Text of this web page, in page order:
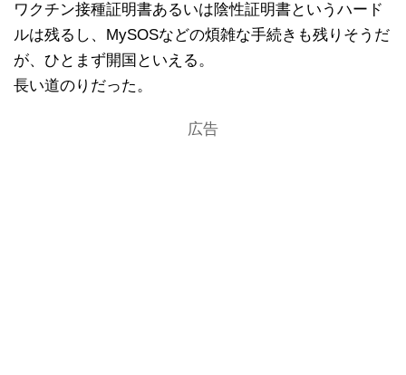
ワクチン接種証明書あるいは陰性証明書というハード
ルは残るし、MySOSなどの煩雑な手続きも残りそうだ
が、ひとまず開国といえる。
長い道のりだった。
広告